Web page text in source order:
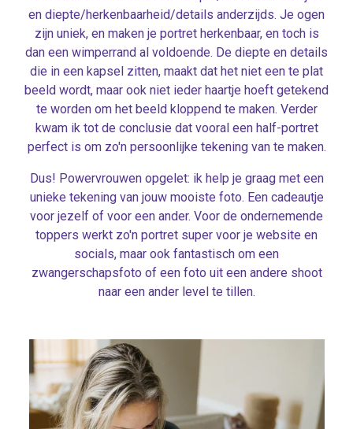
en diepte/herkenbaarheid/details anderzijds. Je ogen
zijn uniek, en maken je portret herkenbaar, en toch is
dan een wimperrand al voldoende. De diepte en details
die in een kapsel zitten, maakt dat het niet een te plat
beeld wordt, maar ook niet ieder haartje hoeft getekend
te worden om het beeld kloppend te maken. Verder
kwam ik tot de conclusie dat vooral een half-portret
perfect is om zo'n persoonlijke tekening van te maken.
Dus! Powervrouwen opgelet: ik help je graag met een
unieke tekening van jouw mooiste foto. Een cadeautje
voor jezelf of voor een ander. Voor de ondernemende
toppers werkt zo'n portret super voor je website en
socials, maar ook fantastisch om een
zwangerschapsfoto of een foto uit een andere shoot
naar een ander level te tillen.